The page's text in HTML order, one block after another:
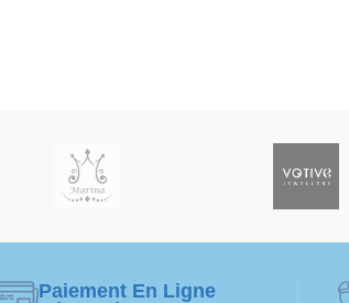
par
BIJOUX
750
Paiement En Ligne